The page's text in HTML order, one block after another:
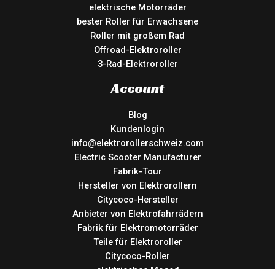
elektrische Motorräder
bester Roller für Erwachsene
Roller mit großem Rad
Offroad-Elektroroller
3-Rad-Elektroroller
Account
Blog
Kundenlogin
info@elektrorollerschweiz.com
Electric Scooter Manufacturer
Fabrik-Tour
Hersteller von Elektrorollern
Citycoco-Hersteller
Anbieter von Elektrofahrrädern
Fabrik für Elektromotorräder
Teile für Elektroroller
Citycoco-Roller